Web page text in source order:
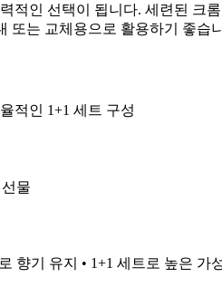
인 선택이 됩니다. 세련된 크
는 교체용으로 활용하기 좋
적인 1+1 세트 구성
물
향기 유지 • 1+1 세트로 높은 가